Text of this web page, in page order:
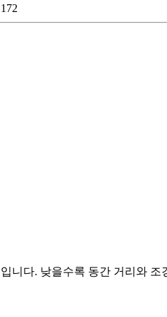
니다. 낮을수록 동간 거리와 조